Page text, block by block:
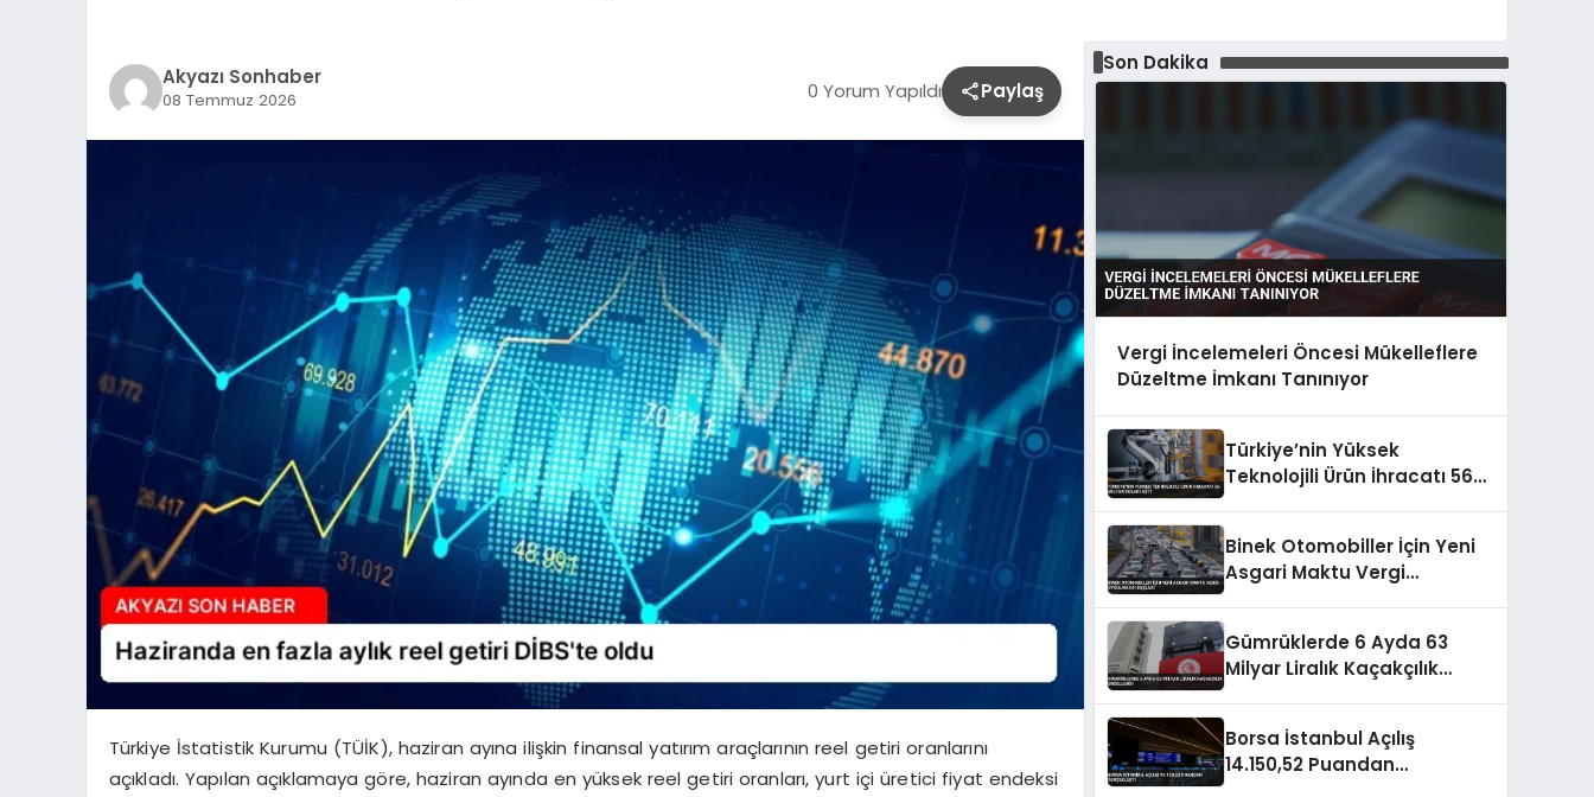
Akyazı Sonhaber
08 Temmuz 2026 0 Yorum Yapıldı Paylaş
Türkiye İstatistik Kurumu (TÜİK), haziran ayına ilişkin finansal yatırım araçlarının reel getiri oranlarını
açıkladı. Yapılan açıklamaya göre, haziran ayında en yüksek reel getiri oranları, yurt içi üretici fiyat endeksi
Son Dakika
Vergi İncelemeleri Öncesi Mükelleflere
Düzeltme İmkanı Tanınıyor
Türkiye’nin Yüksek
Teknolojili Ürün İhracatı 56
Binek Otomobiller İçin Yeni
Asgari Maktu Vergi
Gümrüklerde 6 Ayda 63
Milyar Liralık Kaçakçılık
Borsa İstanbul Açılış
14.150,52 Puandan